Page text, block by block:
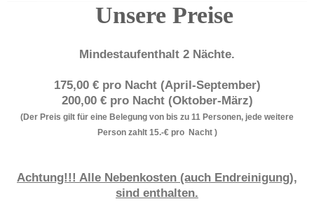
Unsere Preise
Mindestaufenthalt 2 Nächte.
175,00 € pro Nacht (April-September)
200,00 € pro Nacht (Oktober-März)
(Der Preis gilt für eine Belegung von bis zu 11 Personen, jede weitere
Person zahlt 15.-€ pro Nacht )
Achtung!!! Alle Nebenkosten (auch Endreinigung),
sind enthalten.